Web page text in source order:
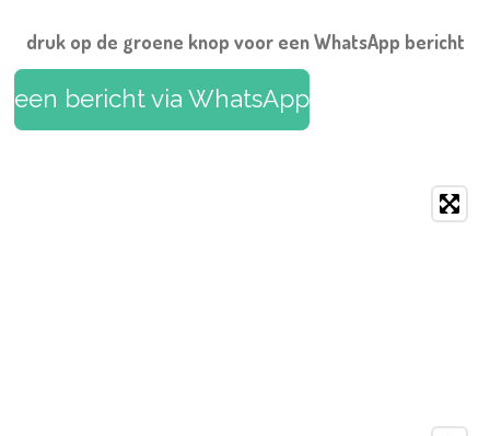
druk op de groene knop voor een WhatsApp bericht
een bericht via WhatsApp